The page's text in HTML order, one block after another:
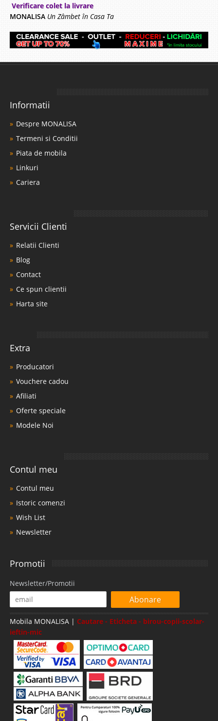
Verificare colet la livrare
MONALISA Un Zâmbet în Casa Ta
Informatii
Despre MONALISA
Termeni si Conditii
Piata de mobila
Linkuri
Cariera
Servicii Clienti
Relatii Clienti
Blog
Contact
Ce spun clientii
Harta site
Extra
Producatori
Vouchere cadou
Afiliati
Oferte speciale
Modele Noi
Contul meu
Contul meu
Istoric comenzi
Wish List
Newsletter
Promotii
Newsletter/Promotii
Abonare
Mobila MONALISA | Cautare - Eticheta - birou-copii-scolar-
ieftin-mic